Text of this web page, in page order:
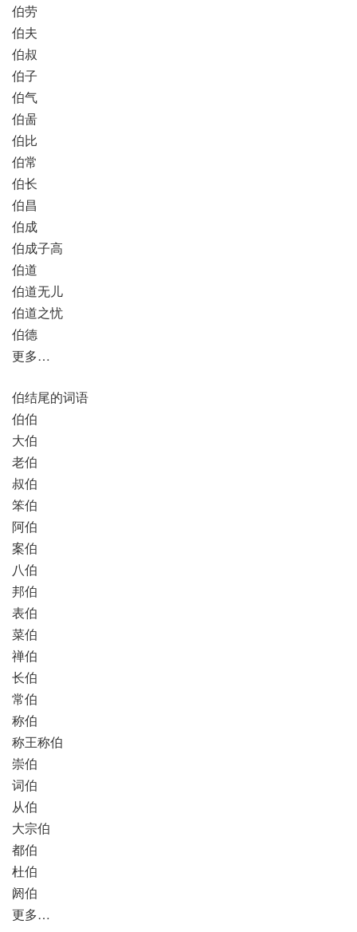
伯劳
伯夫
伯叔
伯子
伯气
伯啚
伯比
伯常
伯长
伯昌
伯成
伯成子高
伯道
伯道无儿
伯道之忧
伯德
更多…
伯结尾的词语
伯伯
大伯
老伯
叔伯
笨伯
阿伯
案伯
八伯
邦伯
表伯
菜伯
禅伯
长伯
常伯
称伯
称王称伯
崇伯
词伯
从伯
大宗伯
都伯
杜伯
阏伯
更多…